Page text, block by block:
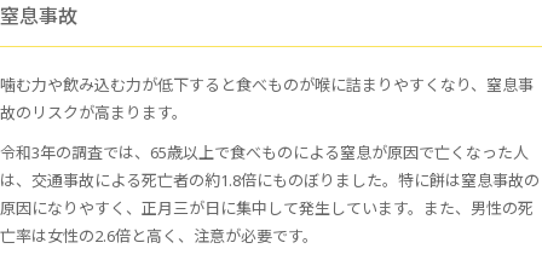
窒息事故
噛む力や飲み込む力が低下すると食べものが喉に詰まりやすくなり、窒息事
故のリスクが高まります。
令和3年の調査では、65歳以上で食べものによる窒息が原因で亡くなった人
は、交通事故による死亡者の約1.8倍にものぼりました。特に餅は窒息事故の
原因になりやすく、正月三が日に集中して発生しています。また、男性の死
亡率は女性の2.6倍と高く、注意が必要です。